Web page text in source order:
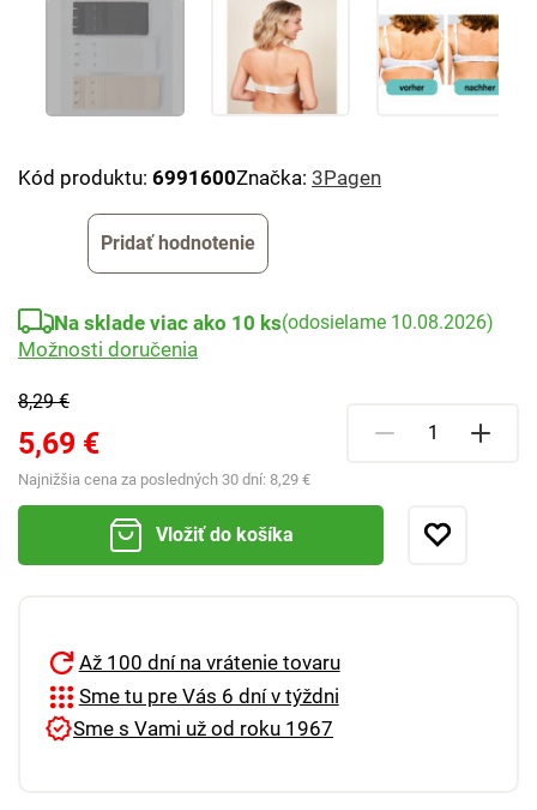
Kód produktu: 6991600Značka: 3Pagen
Pridať hodnotenie
8,29 €
5,69 €
Najnižšia cena za posledných 30 dní: 8,29 €
Na sklade viac ako 10 ks(odosielame 10.08.2026)
Možnosti doručenia
Vložiť do košíka
Až 100 dní na vrátenie tovaru
Sme tu pre Vás 6 dní v týždni
Sme s Vami už od roku 1967